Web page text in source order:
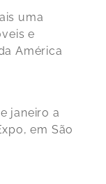
uma
e
América
janeiro a
em São